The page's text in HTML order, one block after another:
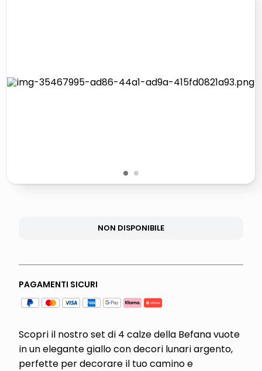
pattumiera raccolta differenziata
1 2
NON DISPONIBILE
PAGAMENTI SICURI
Scopri il nostro set di 4 calze della Befana vuote
in un elegante giallo con decori lunari argento,
perfette per decorare il tuo camino e